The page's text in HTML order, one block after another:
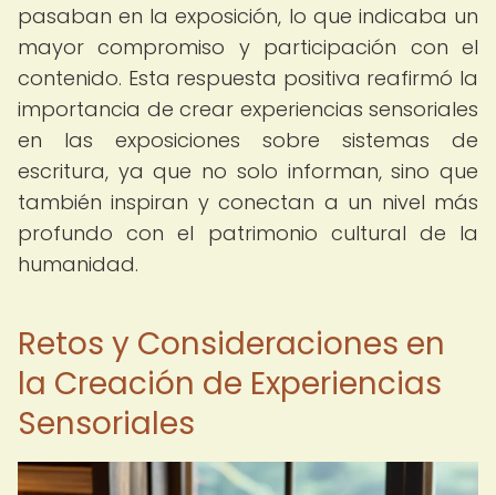
pasaban en la exposición, lo que indicaba un
mayor compromiso y participación con el
contenido. Esta respuesta positiva reafirmó la
importancia de crear experiencias sensoriales
en las exposiciones sobre sistemas de
escritura, ya que no solo informan, sino que
también inspiran y conectan a un nivel más
profundo con el patrimonio cultural de la
humanidad.
Retos y Consideraciones en
la Creación de Experiencias
Sensoriales